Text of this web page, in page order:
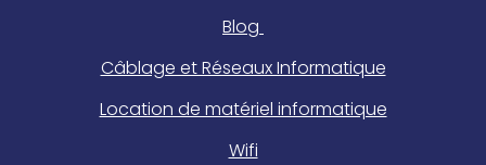
Blog
Câblage et Réseaux Informatique
Location de matériel informatique
Wifi